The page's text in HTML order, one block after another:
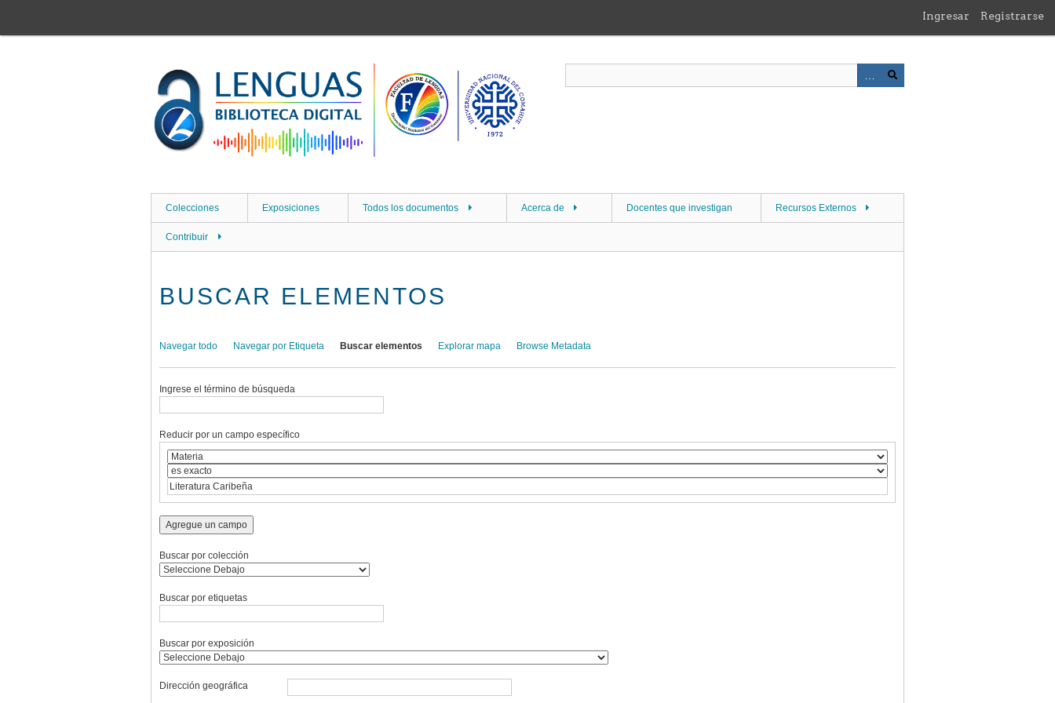
contenido
Ingresar Registrarse
Colecciones Exposiciones Todos los documentos Acerca de Docentes que investigan Recursos Externos
Contribuir
BUSCAR ELEMENTOS
Navegar todo Navegar por Etiqueta Buscar elementos Explorar mapa Browse Metadata
Ingrese el término de búsqueda
Reducir por un campo específico
Agregue un campo
Buscar por colección
Buscar por etiquetas
Buscar por exposición
Dirección geográfica